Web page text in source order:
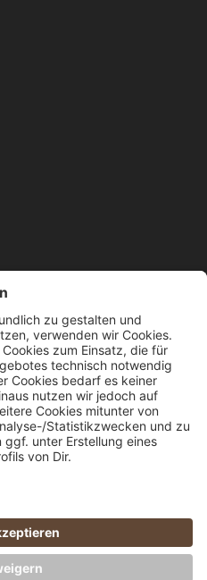
nicht anders angegeben.